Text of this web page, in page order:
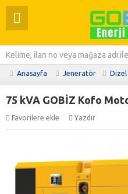
Anasayfa Jeneratör Dizel
75 kVA GOBİZ Kofo
Favorilere ekle Yazdır